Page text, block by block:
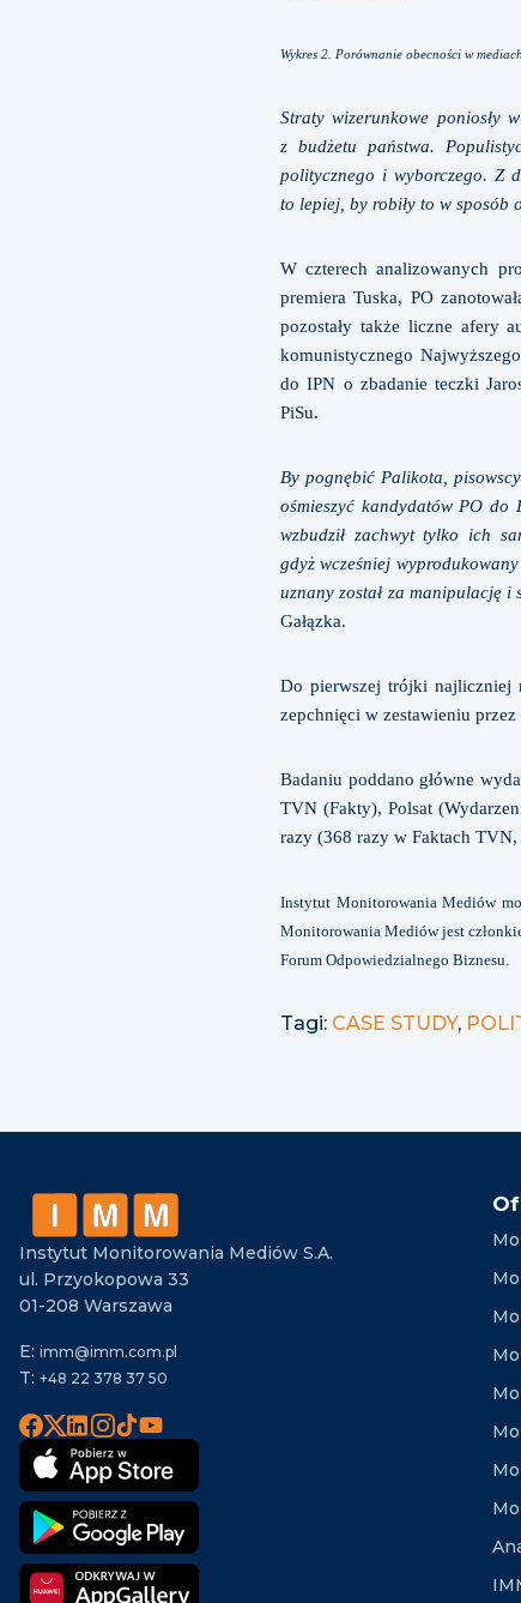
Wykres 2. Porównanie obecności w
Straty wizerunkowe poniosły
z budżetu państwa.
politycznego i wyborczego. Z
to lepiej, by robiły to w sposób
W czterech analizowanych
premiera Tuska, PO
pozostały także liczne afery
komunistycznego
do IPN o zbadanie teczki
PiSu.
By pognębić Palikota,
ośmieszyć kandydatów PO
wzbudził zachwyt tylko ich
gdyż wcześniej
uznany został za manipulację
Gałązka.
Do pierwszej trójki najliczniej
zepchnięci w zestawieniu
Badaniu poddano główne
TVN (Fakty), Polsat
razy (368 razy w Faktach
Instytut Monitorowania Mediów
Monitorowania Mediów jest
Forum Odpowiedzialnego Biznesu.
Tagi: CASE STUDY,
Instytut Monitorowania Mediów S.A.
ul. Przyokopowa 33
01-208 Warszawa
E: imm@imm.com.pl
T: +48 22 378 37 50